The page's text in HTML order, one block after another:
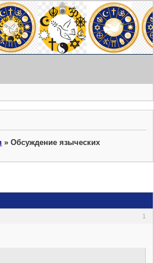
»Обсуждение языческих
1